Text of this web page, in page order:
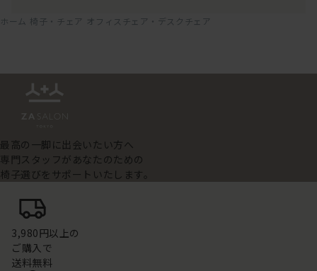
ホーム 椅子・チェア オフィスチェア・デスクチェア
最高の一脚に出会いたい方へ
専門スタッフがあなたのための
椅子選びをサポートいたします。
3,980円以上の
ご購入で
送料無料